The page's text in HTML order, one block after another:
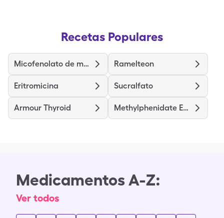
Recetas Populares
Micofenolato de mofetilo Ramelteon
Eritromicina Sucralfato
Armour Thyroid Methylphenidate ER (OSM)
Medicamentos A-Z:
Ver todos